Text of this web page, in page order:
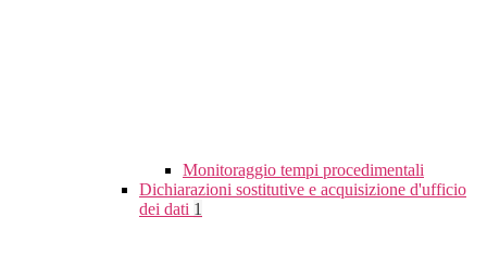
Monitoraggio tempi procedimentali
Dichiarazioni sostitutive e acquisizione d'ufficio
dei dati 1